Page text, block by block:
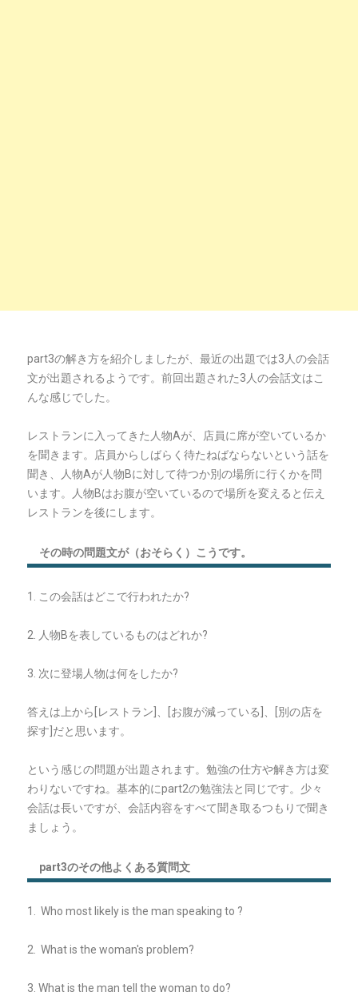
part3の解き方を紹介しましたが、最近の出題では3人の会話
文が出題されるようです。前回出題された3人の会話文はこ
んな感じでした。
レストランに入ってきた人物Aが、店員に席が空いているか
を聞きます。店員からしばらく待たねばならないという話を
聞き、人物Aが人物Bに対して待つか別の場所に行くかを問
います。人物Bはお腹が空いているので場所を変えると伝え
レストランを後にします。
その時の問題文が（おそらく）こうです。
1. この会話はどこで行われたか?
2. 人物Bを表しているものはどれか?
3. 次に登場人物は何をしたか?
答えは上から[レストラン]、[お腹が減っている]、[別の店を
探す]だと思います。
という感じの問題が出題されます。勉強の仕方や解き方は変
わりないですね。基本的にpart2の勉強法と同じです。少々
会話は長いですが、会話内容をすべて聞き取るつもりで聞き
ましょう。
part3のその他よくある質問文
1. Who most likely is the man speaking to ?
2. What is the woman's problem?
3. What is the man tell the woman to do?